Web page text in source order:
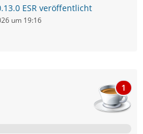
ESR veröffentlicht
um 19:16
1